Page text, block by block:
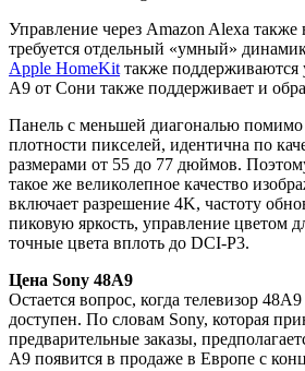
Управление через Amazon Alexa
требуется отдельный «умный»
Apple HomeKit также поддерживаются
A9 от Сони также поддерживает и
Панель с меньшей диагональю помимо
плотности пикселей, идентична по
размерами от 55 до 77 дюймов.
такое же великолепное качество
включает разрешение 4K, частоту
пиковую яркость, управление цветом
точные цвета вплоть до DCI-P3.
Цена Sony 48A9
Остается вопрос, когда телевизор
доступен. По словам Sony, которая
предварительные заказы,
A9 появится в продаже в Европе с